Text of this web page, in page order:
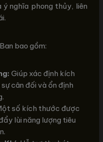
nghĩa phong thủy, liên
bao gồm:
Giúp xác định kích
cân đối và ổn định
số kích thước được
lùi năng lượng tiêu